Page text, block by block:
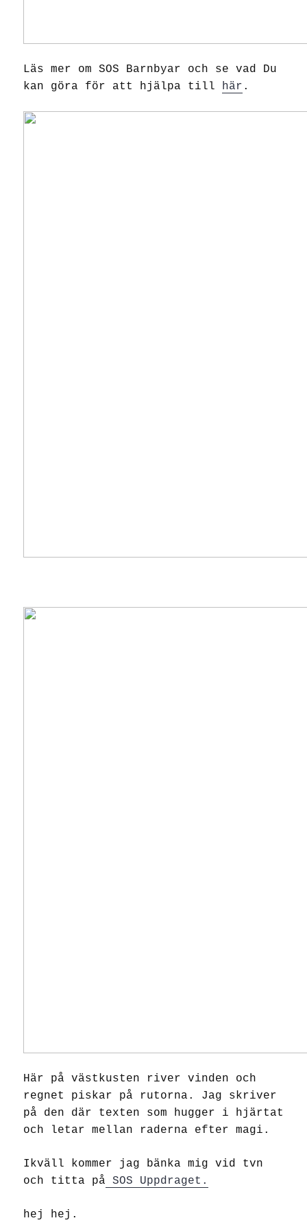
Läs mer om SOS Barnbyar och se vad Du
kan göra för att hjälpa till här .
Här på västkusten river vinden och
regnet piskar på rutorna. Jag skriver
på den där texten som hugger i hjärtat
och letar mellan raderna efter magi.
Ikväll kommer jag bänka mig vid tvn
och titta på SOS Uppdraget.
hej hej.